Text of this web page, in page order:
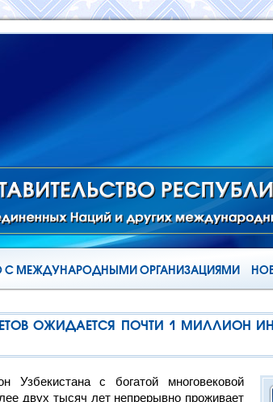
С МЕЖДУНАРОДНЫМИ ОРГАНИЗАЦИЯМИ
ОЖИДАЕТСЯ ПОЧТИ 1 МИЛЛИОН
Узбекистана с богатой многовековой
двух тысяч лет непрерывно проживает